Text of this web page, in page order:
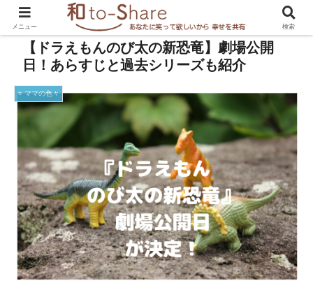
【ドラえもんのび太の新恐竜】劇場公開
日！あらすじと過去シリーズも紹介
⭐️ ママの色々
メニュー 検索